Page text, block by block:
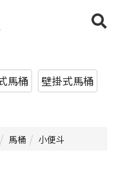
馬桶
壁掛式馬桶
馬桶 小便斗